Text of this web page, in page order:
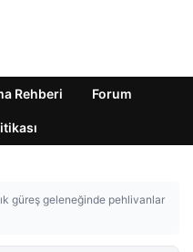
Rehberi Forum
güreş geleneğinde pehlivanlar